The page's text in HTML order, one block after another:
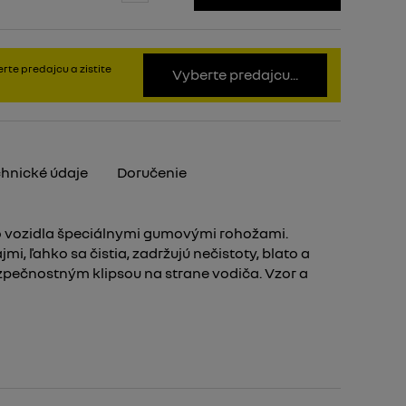
predajcu a zistite
Vyberte predajcu...
údaje Doručenie
špeciálnymi gumovými rohožami.
ľahko sa čistia, zadržujú nečistoty, blato a
klipsou na strane vodiča. Vzor a